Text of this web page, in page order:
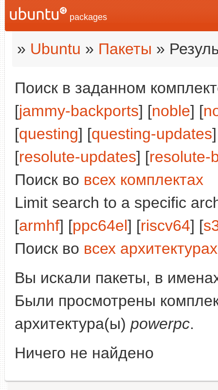
packages
» Ubuntu » Пакеты »
Поиск в заданном
[jammy-backports] [noble] [
[questing] [questing-updates
[resolute-updates] [resolute-
Поиск во всех комплектах
Limit search to a specific
[armhf] [ppc64el] [riscv64] [
Поиск во всех архитектурах
Вы искали пакеты, в
Были просмотрены
архитектура(ы) powerpc.
Ничего не найдено